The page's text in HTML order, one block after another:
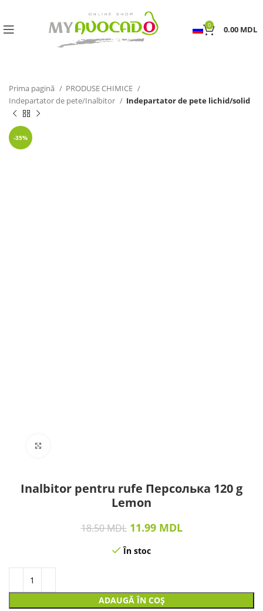
0 0.00 MDL
Prima pagină
PRODUSE CHIMICE
Indepartator de pete/Inalbitor
Indepartator de pete lichid/solid
-35%
Inalbitor pentru rufe Персолька 120 g
Lemon
18.50MDL 11.99 MDL
În stoc
ADAUGĂ ÎN COȘ